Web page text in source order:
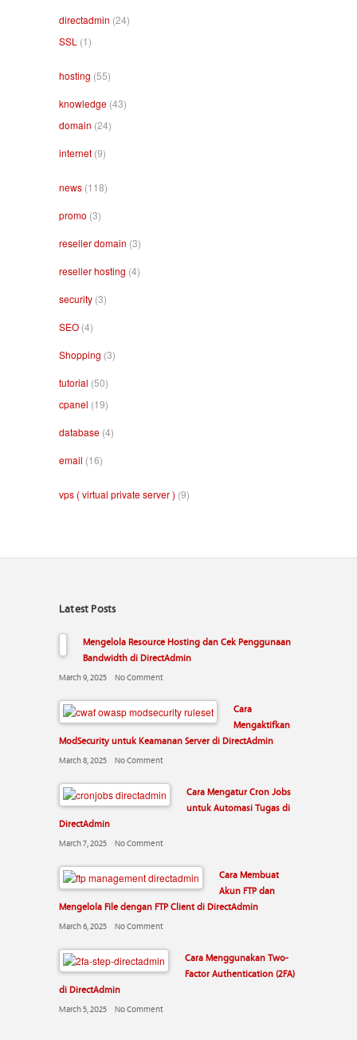
directadmin (24)
SSL (1)
hosting (55)
knowledge (43)
domain (24)
internet (9)
news (118)
promo (3)
reseller domain (3)
reseller hosting (4)
security (3)
SEO (4)
Shopping (3)
tutorial (50)
cpanel (19)
database (4)
email (16)
vps ( virtual private server ) (9)
Latest Posts
Mengelola Resource Hosting dan Cek Penggunaan
Bandwidth di DirectAdmin
March 9, 2025 No Comment
Cara
Mengaktifkan
ModSecurity untuk Keamanan Server di DirectAdmin
March 8, 2025 No Comment
Cara Mengatur Cron Jobs
untuk Automasi Tugas di
DirectAdmin
March 7, 2025 No Comment
Cara Membuat
Akun FTP dan
Mengelola File dengan FTP Client di DirectAdmin
March 6, 2025 No Comment
Cara Menggunakan Two-
Factor Authentication (2FA)
di DirectAdmin
March 5, 2025 No Comment